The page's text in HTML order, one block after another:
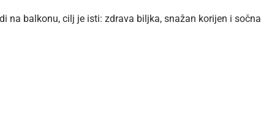
na balkonu, cilj je isti: zdrava biljka, snažan korijen i sočna